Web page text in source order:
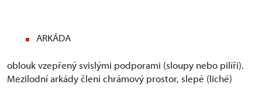
ARKÁDA
oblouk vzepřený svislými podporami (sloupy nebo pilíři).
Mezilodní arkády člení chrámový prostor, slepé (liché)